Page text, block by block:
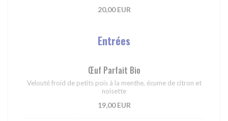
20,00 EUR
Entrées
Œuf Parfait Bio
Velouté froid de petits pois à la menthe, écume de citron et
noisette
19,00 EUR